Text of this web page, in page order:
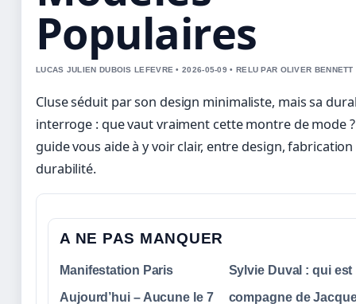
Populaires
LUCAS JULIEN DUBOIS LEFEVRE • 2026-05-09 • RELU PAR OLIVER BENNETT
Cluse séduit par son design minimaliste, mais sa
interroge : que vaut vraiment cette montre de mode ?
guide vous aide à y voir clair, entre design,
durabilité.
A NE PAS MANQUER
Manifestation Paris
Aujourd’hui – Aucune le 7
Sylvie Duval : qui est
compagne de